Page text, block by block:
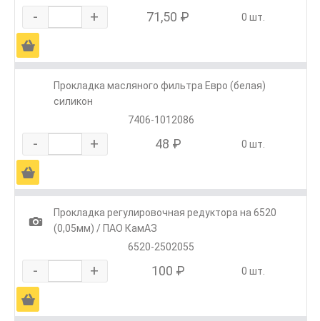
- + 71,50 ₽ 0 шт.
Ä
Прокладка масляного фильтра Евро (белая)
силикон
7406-1012086
- + 48 ₽ 0 шт.
Ä
1
Прокладка регулировочная редуктора на 6520
(0,05мм) / ПАО КамАЗ
6520-2502055
- + 100 ₽ 0 шт.
Ä